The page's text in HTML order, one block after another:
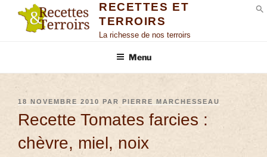
RECETTES ET
TERROIRS
La richesse de nos terroirs
Menu
18 NOVEMBRE 2010 PAR PIERRE MARCHESSEAU
Recette Tomates farcies :
chèvre, miel, noix